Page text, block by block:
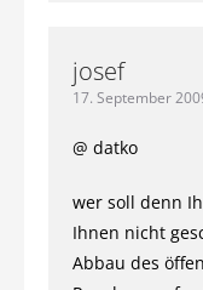
josef
17. September
@ datko
wer soll denn
Ihnen nicht
Abbau des